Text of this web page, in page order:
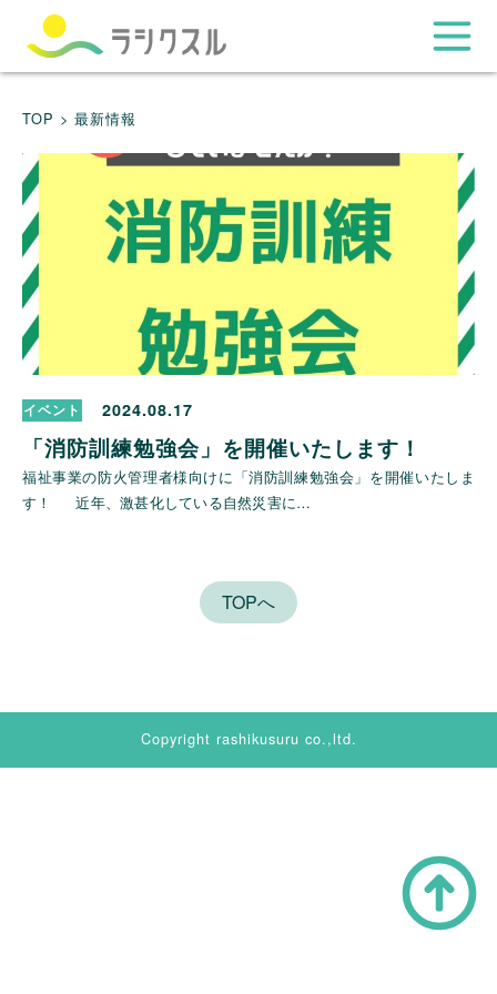
TOP > 最新情報
イベント 2024.08.17
「消防訓練勉強会」を開催いたします！
福祉事業の防火管理者様向けに「消防訓練勉強会」を開催いたしま
す！ 近年、激甚化している自然災害に…
TOPへ
Copyright rashikusuru co.,ltd.